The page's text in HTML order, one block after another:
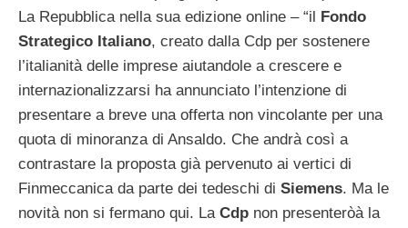
La Repubblica nella sua edizione online – “il
Fondo
Strategico Italiano, creato dalla Cdp per sostenere
l’italianità delle imprese aiutandole a crescere e
internazionalizzarsi ha annunciato l’intenzione di
presentare a breve una offerta non vincolante per una
quota di minoranza di Ansaldo. Che andrà così a
contrastare la proposta già pervenuto ai vertici di
Finmeccanica da parte dei tedeschi di Siemens. Ma le
novità non si fermano qui. La Cdp non presenteròà la